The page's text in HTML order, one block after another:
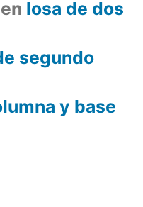
en losa de dos
segundo
y base